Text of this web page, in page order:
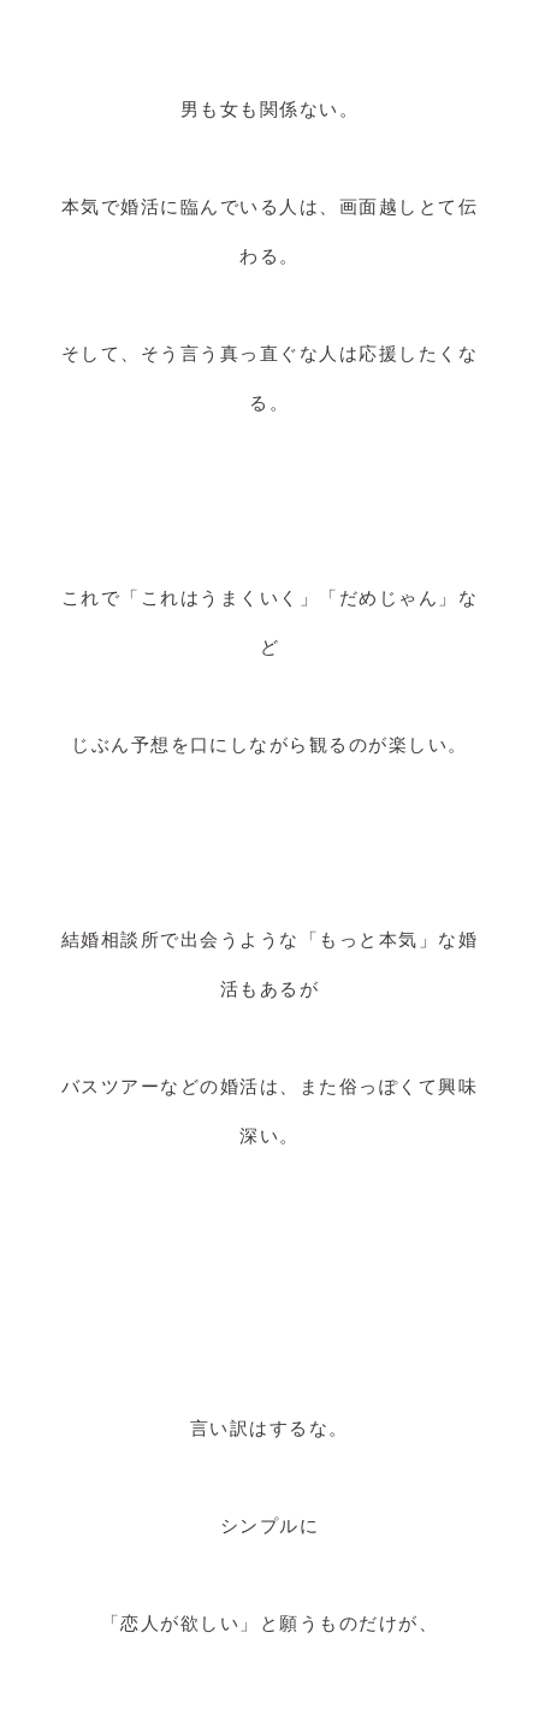
男も女も関係ない。
本気で婚活に臨んでいる人は、画面越しとて伝
わる。
そして、そう言う真っ直ぐな人は応援したくな
る。
これで「これはうまくいく」「だめじゃん」な
ど
じぶん予想を口にしながら観るのが楽しい。
結婚相談所で出会うような「もっと本気」な婚
活もあるが
バスツアーなどの婚活は、また俗っぽくて興味
深い。
言い訳はするな。
シンプルに
「恋人が欲しい」と願うものだけが、